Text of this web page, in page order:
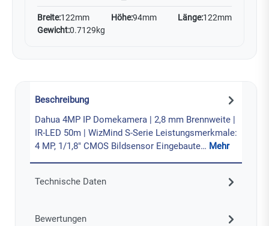
Breite:122mm Höhe:94mm Länge:122mm
Gewicht:0.7129kg
Beschreibung
Dahua 4MP IP Domekamera | 2,8 mm Brennweite |
IR-LED 50m | WizMind S-Serie Leistungsmerkmale:
4 MP, 1/1,8" CMOS Bildsensor Eingebaute… Mehr
Technische Daten
Bewertungen